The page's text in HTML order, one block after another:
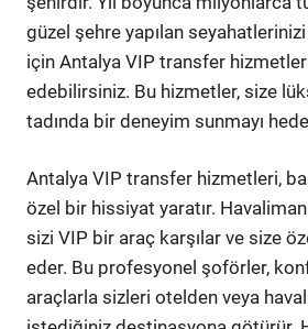
güzel şehre yapılan
için Antalya VIP transfer
edebilirsiniz. Bu hizmetler, size
tadında bir deneyim sunmayı
Antalya VIP transfer hizmetleri,
özel bir hissiyat yaratır.
sizi VIP bir araç karşılar ve size
eder. Bu profesyonel şoförler,
araçlarla sizleri otelden veya